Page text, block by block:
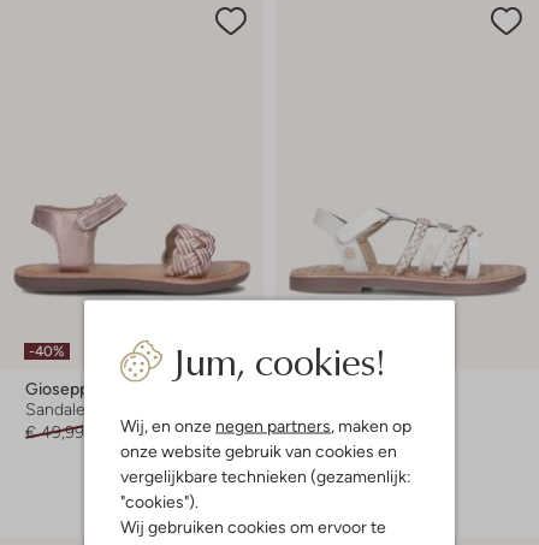
Jum, cookies!
Wij, en onze negen partners, maken op
onze website gebruik van cookies en
vergelijkbare technieken (gezamenlijk:
"cookies").
Wij gebruiken cookies om ervoor te
-40%
Gioseppo
Sandalen
€ 49,99
€ 29,99
-40%
€ 54,99 € 32,99
+ meer kleuren